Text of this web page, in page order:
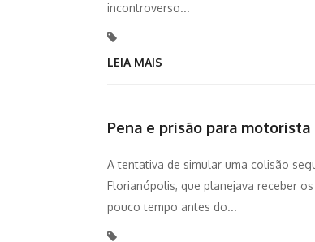
incontroverso...
LEIA MAIS
Pena e prisão para
A tentativa de simular uma colisão
Florianópolis, que planejava receber
pouco tempo antes do...